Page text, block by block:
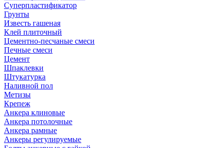
Суперпластификатор
Грунты
Известь гашеная
Клей плиточный
Цементно-песчаные смеси
Печные смеси
Цемент
Шпаклевки
Штукатурка
Наливной пол
Метизы
Крепеж
Анкера клиновые
Анкера потолочные
Анкера рамные
Анкеры регулируемые